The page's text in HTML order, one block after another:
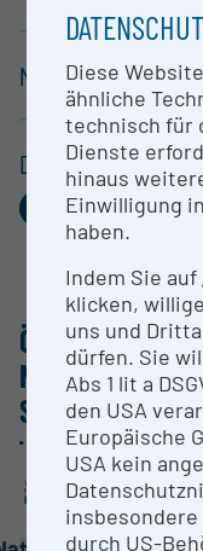
MEMBER
DIESEN EINTRAG
Facebook
X.comPinterest
NUTZUNG DER
STRUKTUR
LEAD
Diese
ähnliche
technisch für
Dienste
hinaus
Einwilligung
haben.
Indem Sie auf
klicken,
uns und
dürfen. Sie
Abs 1 lit a
den USA
Europäische
USA kein
insbesondere
durch US-